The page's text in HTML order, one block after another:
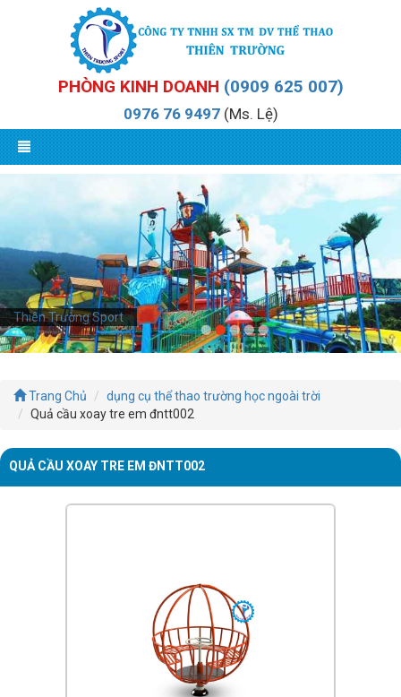
PHÒNG KINH DOANH (0909 625 007)
0976 76 9497(Ms. Lệ)
Thiên Trường Sport
Trang Chủ
dụng cụ thể thao trường học ngoài trời
Quả cầu xoay tre em đntt002
QUẢ CẦU XOAY TRE EM ĐNTT002